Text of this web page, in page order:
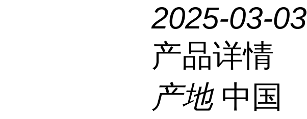
2025-03-03
产品详情
产地 中国